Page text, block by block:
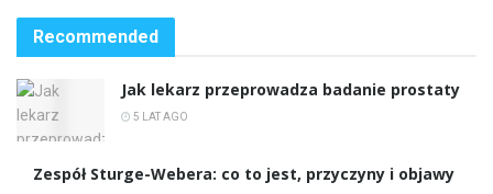
Recommended
Jak lekarz przeprowadza badanie prostaty
5 LAT AGO
Zespół Sturge-Webera: co to jest, przyczyny i objawy